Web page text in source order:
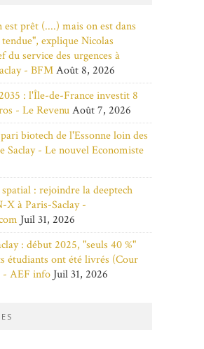
est prêt (....) mais on est dans
explique Nicolas
du service des urgences à
- BFMAoût 8, 2026
: l'Île-de-France investit 8
- Le RevenuAoût 7, 2026
biotech de l'Essonne loin des
Saclay - Le nouvel Economiste
: rejoindre la deeptech
X à Paris-Saclay -
Juil 31, 2026
: début 2025, "seuls 40 %"
étudiants ont été livrés (Cour
- AEF info Juil 31, 2026